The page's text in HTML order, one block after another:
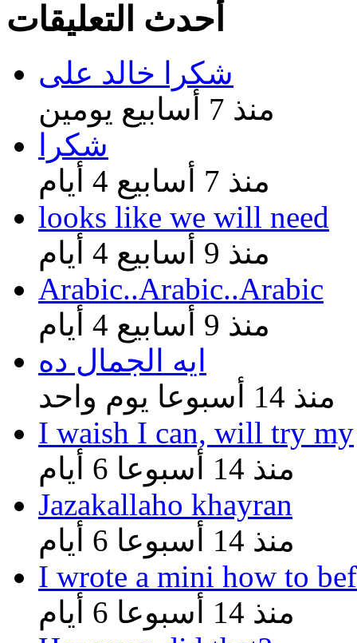
أحدث التعليقات
شكرا خالد على
منذ 7 أسابيع يومين
شكرا
منذ 7 أسابيع 4 أيام
looks like we will need
منذ 9 أسابيع 4 أيام
Arabic..Arabic..Arabic
منذ 9 أسابيع 4 أيام
ايه الجمال ده
منذ 14 أسبوعا يوم واحد
I waish I can, will try my
منذ 14 أسبوعا 6 أيام
Jazakallaho khayran
منذ 14 أسبوعا 6 أيام
I wrote a mini how to
منذ 14 أسبوعا 6 أيام